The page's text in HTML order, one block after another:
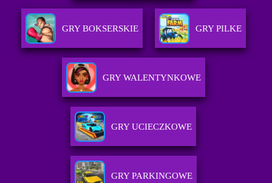
GRY BOKSERSKIE GRY PILKE
GRY WALENTYNKOWE
GRY UCIECZKOWE
GRY PARKINGOWE